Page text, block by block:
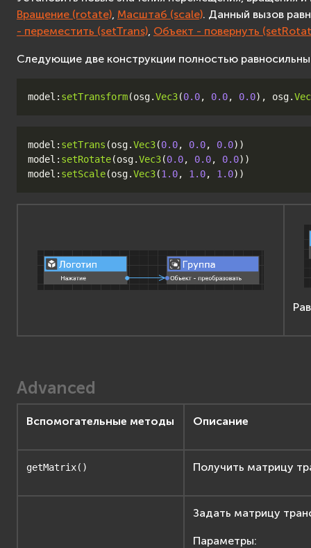
Вращение (rotate) Масштаб (scale). Данный вызов
- переместить (setTrans) Объект - повернуть
Следующие две конструкции полностью
model : setTransform(osg.Vec3(0.0, 0.0, 0.0), osg.
model : setTrans (osg.Vec3(0.0, 0.0, 0.0))
model : setRotate(osg.Vec3(0.0, 0.0, 0.0))
model : setScale(osg.Vec3(1.0, 1.0, 1.0))
Advanced
Вспомогательные методы Описание
getMatrix() Получить матрицу
Задать матрицу
Параметры: